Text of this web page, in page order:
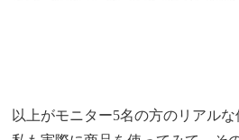
以上がモニター5名の方のリアルな